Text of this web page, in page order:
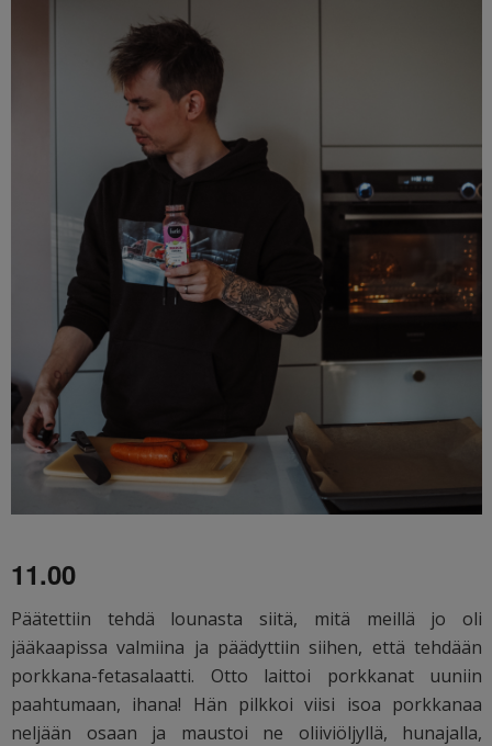
11.00
Päätettiin tehdä lounasta siitä, mitä meillä jo oli
jääkaapissa valmiina ja päädyttiin siihen, että tehdään
porkkana-fetasalaatti. Otto laittoi porkkanat uuniin
paahtumaan, ihana! Hän pilkkoi viisi isoa porkkanaa
neljään osaan ja maustoi ne oliiviöljyllä, hunajalla,